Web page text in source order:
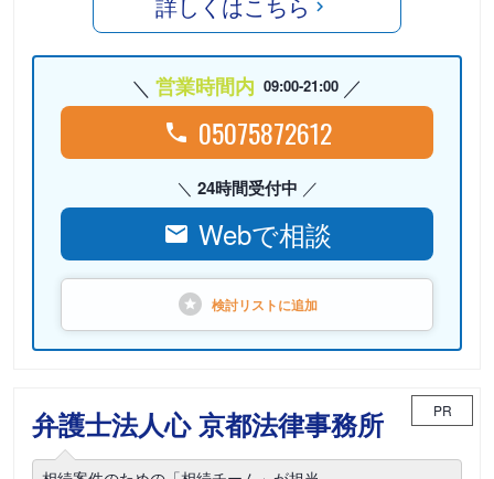
営業時間内 09:00-21:00
05075872612
24時間受付中
Webで相談
検討リストに追加
弁護士法人心 京都法律事務所 PR